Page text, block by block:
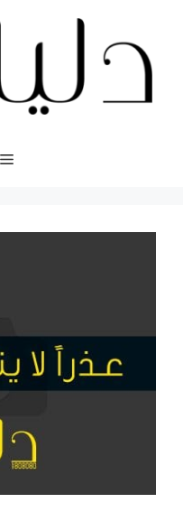
المحتوى